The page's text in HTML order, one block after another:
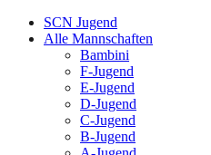
SCN Jugend
Alle Mannschaften
Bambini
F-Jugend
E-Jugend
D-Jugend
C-Jugend
B-Jugend